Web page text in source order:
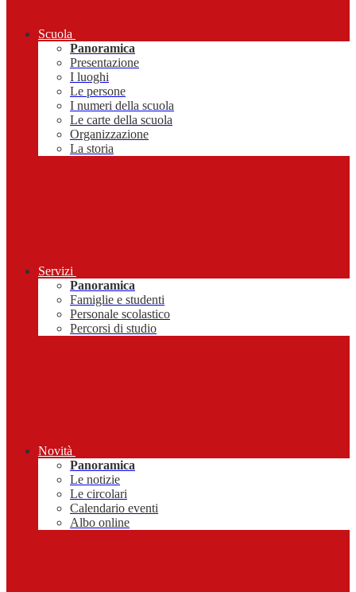
Scuola
Panoramica
Presentazione
I luoghi
Le persone
I numeri della scuola
Le carte della scuola
Organizzazione
La storia
Servizi
Panoramica
Famiglie e studenti
Personale scolastico
Percorsi di studio
Novità
Panoramica
Le notizie
Le circolari
Calendario eventi
Albo online